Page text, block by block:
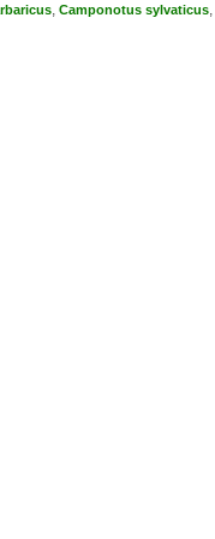
, Camponotus sylvaticus,